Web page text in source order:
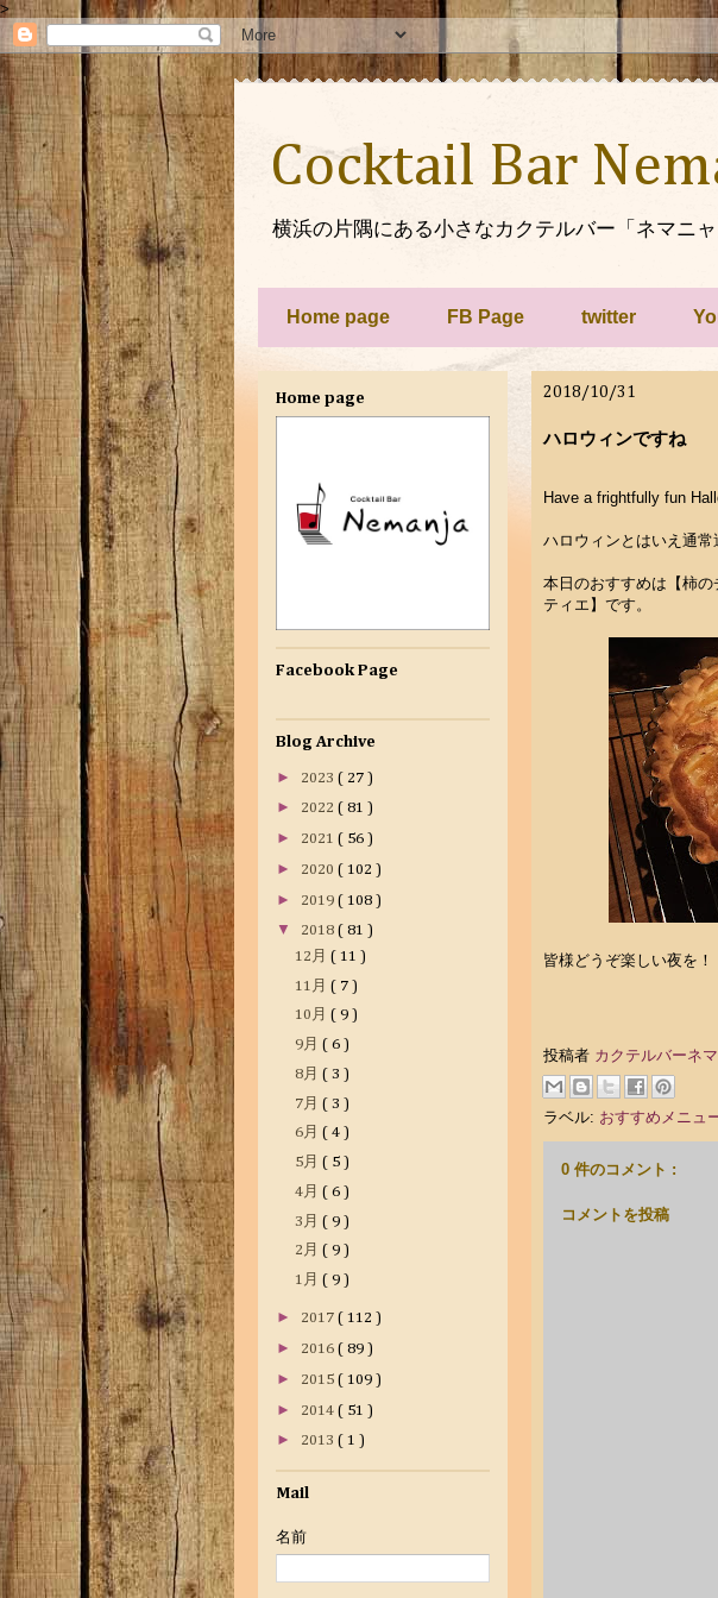
>
Cocktail Bar
横浜の片隅にある小さなカクテルバー「ネマニ
Home page FB Page twitter
2018/10/31
ハロウィンですね
Have a frightfully fun
ハロウィンとはいえ通常
本日のおすすめは【柿
ティエ】です。
皆様どうぞ楽しい夜を！
投稿者 カクテルバーネ
ラベル: おすすめメニュ
0 件のコメント :
コメントを投稿
Home page
Facebook Page
Blog Archive
► 2023 ( 27 )
► 2022 ( 81 )
► 2021 ( 56 )
► 2020 ( 102 )
► 2019 ( 108 )
▼ 2018 ( 81 )
12月 ( 11 )
11月 ( 7 )
10月 ( 9 )
9月 ( 6 )
8月 ( 3 )
7月 ( 3 )
6月 ( 4 )
5月 ( 5 )
4月 ( 6 )
3月 ( 9 )
2月 ( 9 )
1月 ( 9 )
► 2017 ( 112 )
► 2016 ( 89 )
► 2015 ( 109 )
► 2014 ( 51 )
► 2013 ( 1 )
Mail
名前